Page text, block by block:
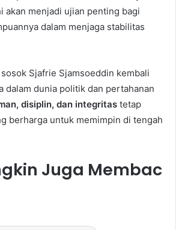
akan menjadi ujian penting bagi
dalam menjaga stabilitas
Sjafrie Sjamsoeddin kembali
dalam dunia politik dan pertahanan
disiplin, dan integritas tetap
berharga untuk memimpin di tengah
Juga Membac